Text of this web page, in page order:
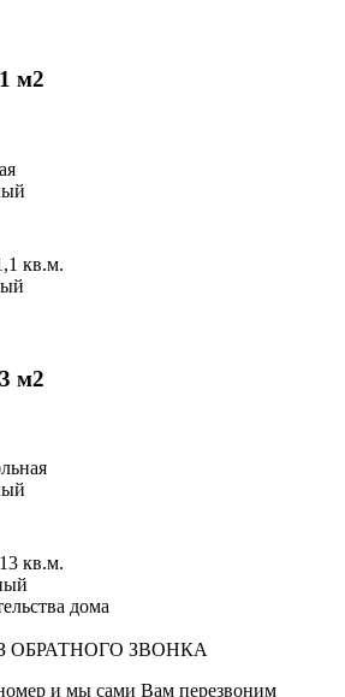
м2
кв.м.
м2
кв.м.
дома
ОБРАТНОГО ЗВОНКА
и мы сами Вам перезвоним